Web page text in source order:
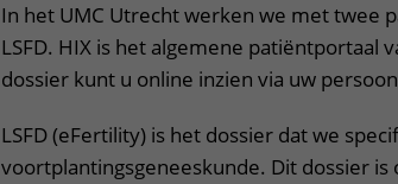
In het UMC Utrecht werken we met twee
LSFD. HIX is het algemene patiëntportaal
dossier kunt u online inzien via uw
LSFD (eFertility) is het dossier dat we
voortplantingsgeneeskunde. Dit dossier